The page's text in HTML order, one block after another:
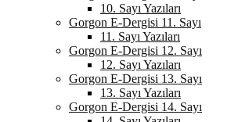
10. Sayı Yazıları
Gorgon E-Dergisi 11. Sayı
11. Sayı Yazıları
Gorgon E-Dergisi 12. Sayı
12. Sayı Yazıları
Gorgon E-Dergisi 13. Sayı
13. Sayı Yazıları
Gorgon E-Dergisi 14. Sayı